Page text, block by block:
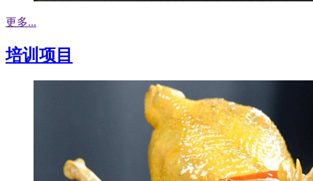
更多...
培训项目